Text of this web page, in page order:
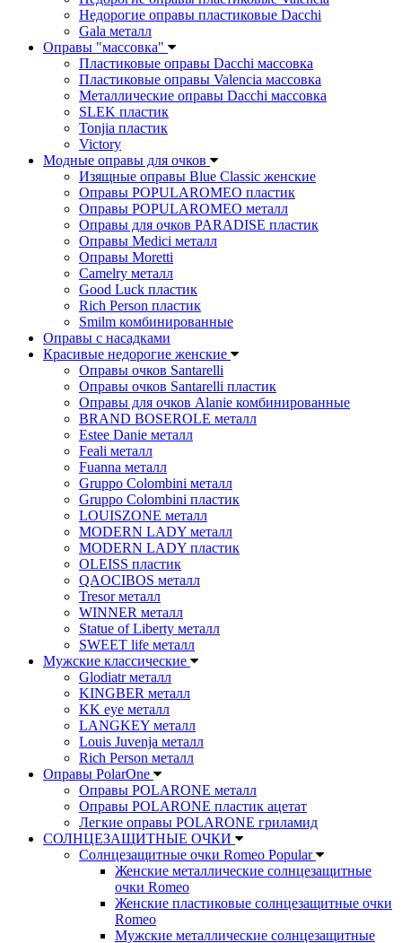
Недорогие оправы пластиковые Dacchi
Gala металл
Оправы "массовка"
Пластиковые оправы Dacchi массовка
Пластиковые оправы Valencia массовка
Металлические оправы Dacchi массовка
SLEK пластик
Tonjia пластик
Victory
Модные оправы для очков
Изящные оправы Blue Classic женские
Оправы POPULAROMEO пластик
Оправы POPULAROMEO металл
Оправы для очков PARADISE пластик
Оправы Medici металл
Оправы Moretti
Camelry металл
Good Luck пластик
Rich Person пластик
Smilm комбинированные
Оправы с насадками
Красивые недорогие женские
Оправы очков Santarelli
Оправы очков Santarelli пластик
Оправы для очков Alanie комбинированные
BRAND BOSEROLE металл
Estee Danie металл
Feali металл
Fuanna металл
Gruppo Colombini металл
Gruppo Colombini пластик
LOUISZONE металл
MODERN LADY металл
MODERN LADY пластик
OLEISS пластик
QAOCIBOS металл
Tresor металл
WINNER металл
Statue of Liberty металл
SWEET life металл
Мужские классические
Glodiatr металл
KINGBER металл
KK eye металл
LANGKEY металл
Louis Juvenja металл
Rich Person металл
Оправы PolarOne
Оправы POLARONE металл
Оправы POLARONE пластик ацетат
Легкие оправы POLARONE гриламид
СОЛНЦЕЗАЩИТНЫЕ ОЧКИ
Солнцезащитные очки Romeo Popular
Женские металлические солнцезащитные
очки Romeo
Женские пластиковые солнцезащитные очки
Romeo
Мужские металлические солнцезащитные